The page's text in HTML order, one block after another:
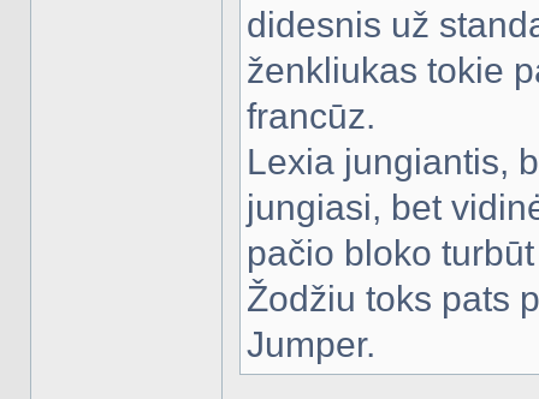
didesnis už
ženkliukas tokie
francūz.
Lexia jungiantis,
jungiasi, bet
pačio bloko
Žodžiu toks pats
Jumper.